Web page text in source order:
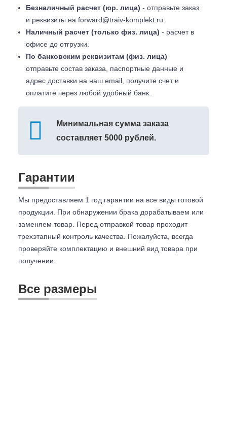
Безналичный расчет (юр. лица) - отправьте заказ
и реквизиты на forward@traiv-komplekt.ru
Наличный расчет (только физ. лица) - расчет в
офисе до отгрузки.
По банковским реквизитам (физ. лица)
отправьте состав заказа, паспортные данные и
адрес доставки на наш email, получите счет и
оплатите через любой удобный банк.
Минимальная сумма заказа
составляет 5000 рублей.
Гарантии
Мы предоставляем 1 год гарантии на все виды готовой
продукции. При обнаружении брака дорабатываем или
заменяем товар. Перед отправкой товар проходит
трехэтапный контроль качества. Пожалуйста, всегда
проверяйте комплектацию и внешний вид товара при
получении.
Все размеры